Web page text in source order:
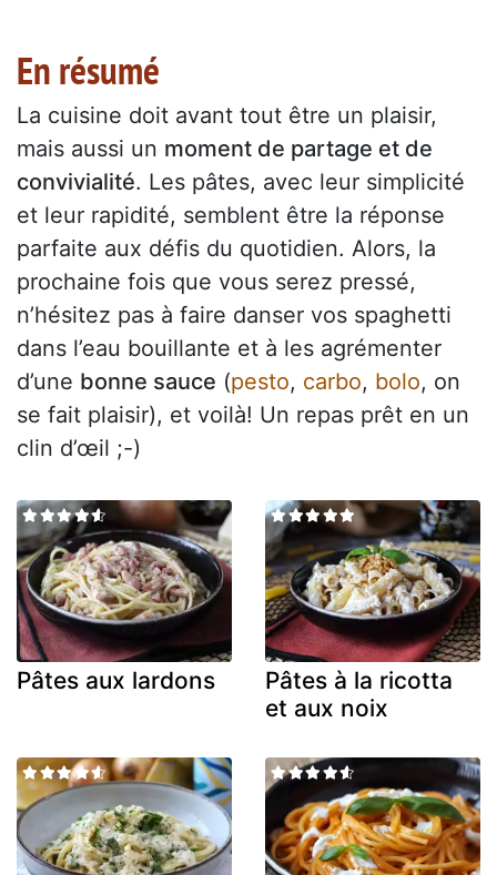
En résumé
La cuisine doit avant tout être un plaisir,
mais aussi un moment de partage et de
convivialité. Les pâtes, avec leur simplicité
et leur rapidité, semblent être la réponse
parfaite aux défis du quotidien. Alors, la
prochaine fois que vous serez pressé,
n’hésitez pas à faire danser vos spaghetti
dans l’eau bouillante et à les agrémenter
d’une bonne sauce (pesto, carbo, bolo, on
se fait plaisir), et voilà! Un repas prêt en un
clin d’œil ;-)
Pâtes aux lardons
Pâtes à la ricotta
et aux noix